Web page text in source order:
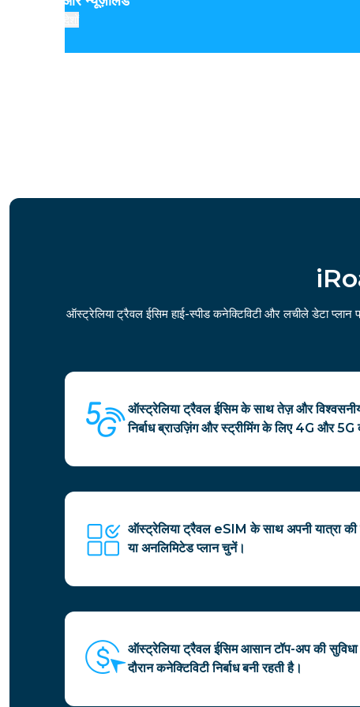
ऑस्ट्रेलिया ट्रैवल ईसिम हाई-स्पीड कनेक्टिविटी और लचीले डेटा
ऑस्ट्रेलिया ट्रैवल ईसिम के साथ तेज़ और
निर्बाध ब्राउज़िंग और स्ट्रीमिंग के लिए 4G और 5G
ऑस्ट्रेलिया ट्रैवल eSIM के साथ अपनी यात्रा
या अनलिमिटेड प्लान चुनें।
ऑस्ट्रेलिया ट्रैवल ईसिम आसान टॉप-अप की
दौरान कनेक्टिविटी निर्बाध बनी रहती है।